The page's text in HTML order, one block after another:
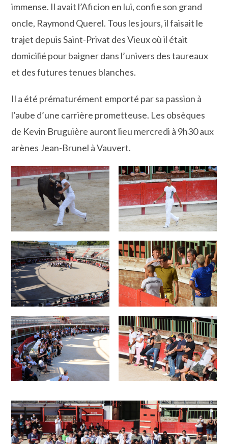
immense. Il avait l’Aficion en lui, confie son grand
oncle, Raymond Querel. Tous les jours, il faisait le
trajet depuis Saint-Privat des Vieux où il était
domicilié pour baigner dans l’univers des taureaux
et des futures tenues blanches.
Il a été prématurément emporté par sa passion à
l’aube d’une carrière prometteuse. Les obsèques
de Kevin Bruguière auront lieu mercredi à 9h30 aux
arènes Jean-Brunel à Vauvert.